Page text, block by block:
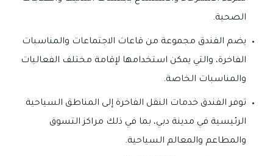
الصحية.
يضم الفندق مجموعة من قاعات الاجتماعات والمناسبات
الفاخرة، والتي يمكن استخدامها لإقامة مختلف الفعاليات
والمناسبات الخاصة.
توفر الفندق خدمات النقل الفاخرة إلى المناطق السياحية
الرئيسية في مدينة دبي، بما في ذلك مراكز التسوق
والمطاعم والمعالم السياحية.